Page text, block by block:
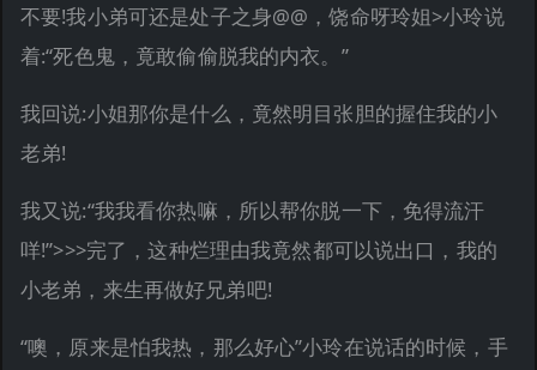
不要!我小弟可还是处子之身@@，饶命呀玲姐>小玲说
着:“死色鬼，竟敢偷偷脱我的内衣。”
我回说:小姐那你是什么，竟然明目张胆的握住我的小
老弟!
我又说:“我我看你热嘛，所以帮你脱一下，免得流汗
咩!”>>>完了，这种烂理由我竟然都可以说出口，我的
小老弟，来生再做好兄弟吧!
“噢，原来是怕我热，那么好心”小玲在说话的时候，手